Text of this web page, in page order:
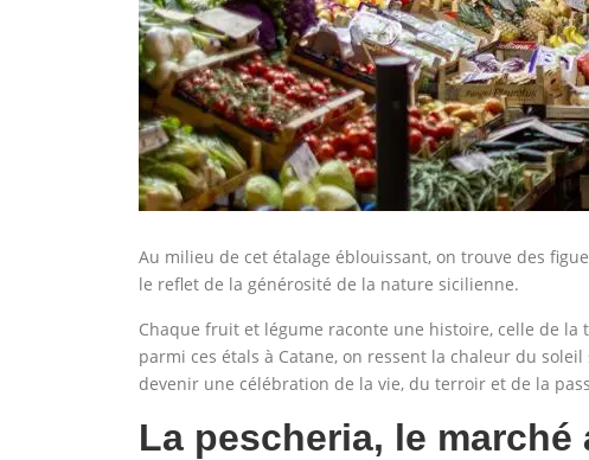
Au milieu de cet étalage éblouissant, on trouve des
le reflet de la générosité de la nature sicilienne.
Chaque fruit et légume raconte une histoire, celle de
parmi ces étals à Catane, on ressent la chaleur du
devenir une célébration de la vie, du terroir et de la
La pescheria, le